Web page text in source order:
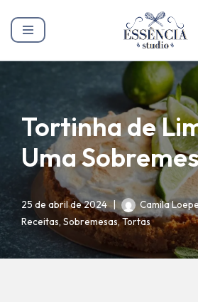
Pular
Tortinha de
Uma
25 de abril de 2024
Camila
Receitas, Sobremesas,Tortas